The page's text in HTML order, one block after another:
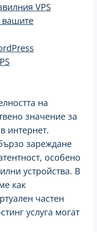
VPS
вашите
на
значение за
интернет.
зареждане
особено
устройства. В
как
частен
услуга могат